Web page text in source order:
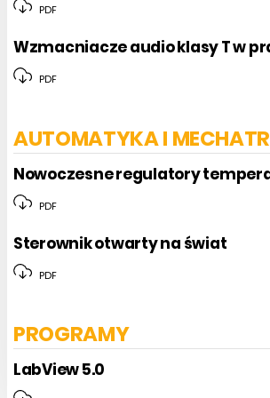
PDF
Wzmacniacze audio klasy T w
PDF
AUTOMATYKA I
Nowoczesne regulatory
PDF
Sterownik otwarty na świat
PDF
PROGRAMY
LabView 5.0